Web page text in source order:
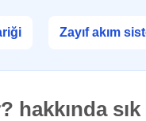
Zayıf akım
hakkında